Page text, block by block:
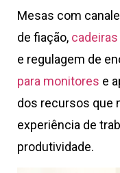
Mesas com
de fiação,
e regulagem de
para monitores e
dos recursos que
experiência de
produtividade.